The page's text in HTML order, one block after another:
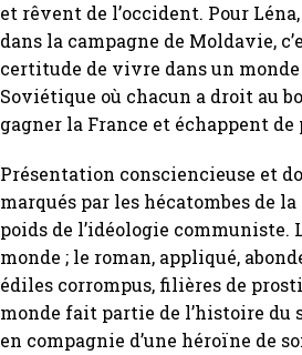
et rêvent de l’occident. Pour
dans la campagne de Moldavie,
certitude de vivre dans un
Soviétique où chacun a droit au
gagner la France et échappent
Présentation consciencieuse et
marqués par les hécatombes de
poids de l’idéologie communiste.
monde ; le roman, appliqué,
édiles corrompus, filières de
monde fait partie de l’histoire
en compagnie d’une héroïne de